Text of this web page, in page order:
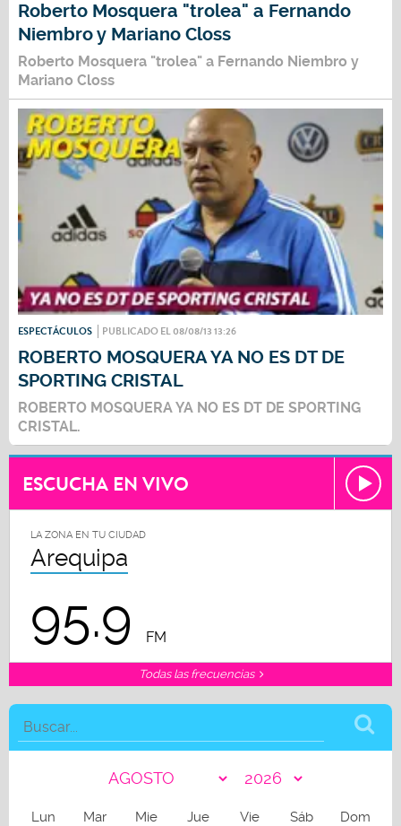
Roberto Mosquera "trolea" a Fernando
Niembro y Mariano Closs
Roberto Mosquera "trolea" a Fernando Niembro y
Mariano Closs
ESPECTÁCULOS PUBLICADO EL 08/08/13 13:26
ROBERTO MOSQUERA YA NO ES DT DE
SPORTING CRISTAL
ROBERTO MOSQUERA YA NO ES DT DE SPORTING
CRISTAL.
ESCUCHA EN VIVO
LA ZONA EN TU CIUDAD
Arequipa
95.9 FM
Todas las frecuencias
Lun Mar Mie Jue Vie Sáb
Dom